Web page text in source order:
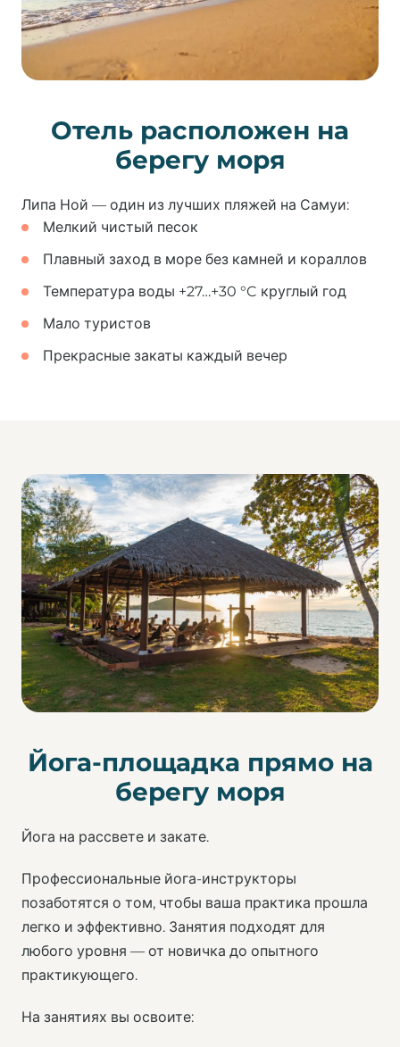
Отель расположен на
берегу моря
Липа Ной — один из лучших пляжей на Самуи:
Мелкий чистый песок
Плавный заход в море без камней и кораллов
Температура воды +27…+30 °C круглый год
Мало туристов
Прекрасные закаты каждый вечер
Йога-площадка прямо на
берегу моря
Йога на рассвете и закате.
Профессиональные йога-инструкторы
позаботятся о том, чтобы ваша практика прошла
легко и эффективно. Занятия подходят для
любого уровня — от новичка до опытного
практикующего.
На занятиях вы освоите: